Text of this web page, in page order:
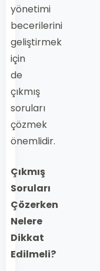
yönetimi
becerilerini
geliştirmek
için
de
çıkmış
soruları
çözmek
önemlidir.
Çıkmış
Soruları
Çözerken
Nelere
Dikkat
Edilmeli?